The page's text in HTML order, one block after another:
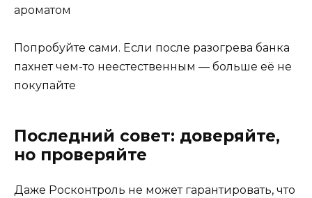
ароматом
Попробуйте сами. Если после разогрева банка
пахнет чем-то неестественным — больше её не
покупайте
Последний совет: доверяйте,
но проверяйте
Даже Росконтроль не может гарантировать, что